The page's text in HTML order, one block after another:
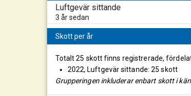
Luftgevär sittande
3 år sedan
Skott per år
Totalt 25 skott finns registrerade,
2022, Luftgevär sittande: 25 skott
Grupperingen inkluderar enbart skott i